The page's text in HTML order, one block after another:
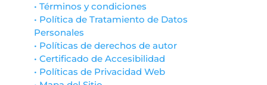
• Términos y condiciones
• Política de Tratamiento de Datos
Personales
• Políticas de derechos de autor
• Certificado de Accesibilidad
• Políticas de Privacidad Web